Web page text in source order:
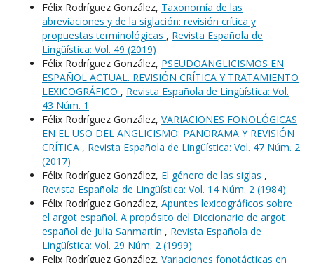
Félix Rodríguez González, Taxonomía de las
abreviaciones y de la siglación: revisión crítica y
propuestas terminológicas , Revista Española de
Lingüística: Vol. 49 (2019)
Félix Rodríguez González, PSEUDOANGLICISMOS EN
ESPAÑOL ACTUAL. REVISIÓN CRÍTICA Y TRATAMIENTO
LEXICOGRÁFICO , Revista Española de Lingüística: Vol.
43 Núm. 1
Félix Rodríguez González, VARIACIONES FONOLÓGICAS
EN EL USO DEL ANGLICISMO: PANORAMA Y REVISIÓN
CRÍTICA , Revista Española de Lingüística: Vol. 47 Núm. 2
(2017)
Félix Rodríguez González, El género de las siglas ,
Revista Española de Lingüística: Vol. 14 Núm. 2 (1984)
Félix Rodríguez González, Apuntes lexicográficos sobre
el argot español. A propósito del Diccionario de argot
español de Julia Sanmartín , Revista Española de
Lingüística: Vol. 29 Núm. 2 (1999)
Felix Rodríguez González, Variaciones fonotácticas en